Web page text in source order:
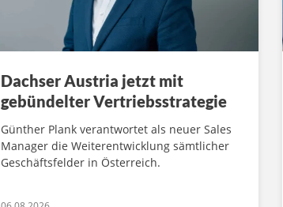
Dachser Austria jetzt mit
gebündelter Vertriebsstrategie
Günther Plank verantwortet als neuer Sales
Manager die Weiterentwicklung sämtlicher
Geschäftsfelder in Österreich.